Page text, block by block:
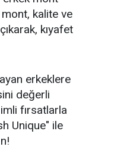
kalite ve
kıyafet
erkeklere
değerli
fırsatlarla
Unique" ile